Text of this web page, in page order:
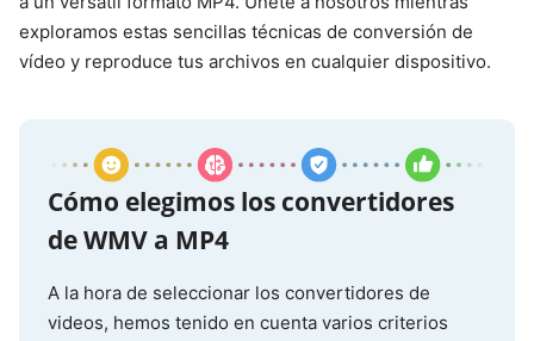
exploramos estas sencillas técnicas de conversión de
vídeo y reproduce tus archivos en cualquier dispositivo.
Cómo elegimos los convertidores
de WMV a MP4
A la hora de seleccionar los convertidores de
videos, hemos tenido en cuenta varios criterios